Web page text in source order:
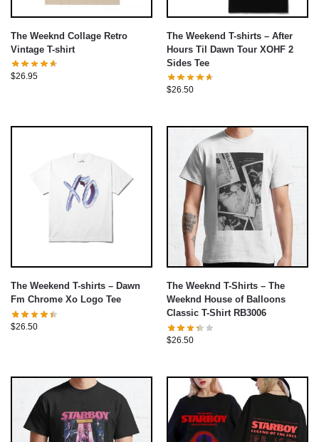
The Weeknd Collage Retro
Vintage T-shirt
$26.95
The Weekend T-shirts – After
Hours Til Dawn Tour XOHF 2
Sides Tee
$26.50
The Weekend T-shirts – Dawn
Fm Chrome Xo Logo Tee
$26.50
The Weeknd T-Shirts – The
Weeknd House of Balloons
Classic T-Shirt RB3006
$26.50